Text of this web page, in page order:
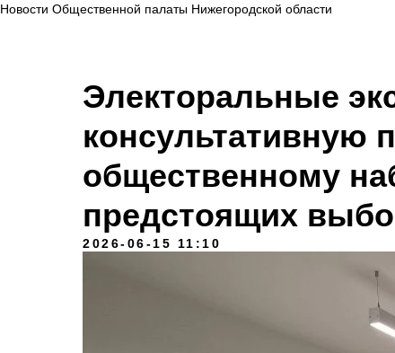
Новости Общественной палаты Нижегородской области
Электоральные
консультативную
общественному
предстоящих
2026-06-15 11:10